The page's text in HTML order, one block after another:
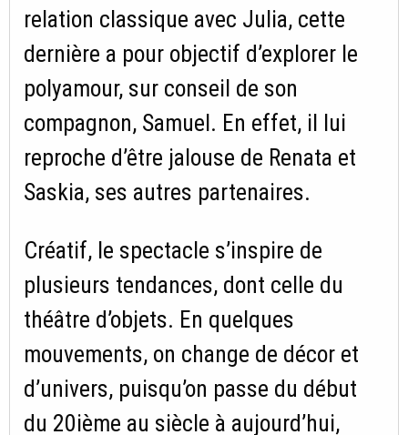
relation classique avec Julia, cette
dernière a pour objectif d’explorer le
polyamour, sur conseil de son
compagnon, Samuel. En effet, il lui
reproche d’être jalouse de Renata et
Saskia, ses autres partenaires.
Créatif, le spectacle s’inspire de
plusieurs tendances, dont celle du
théâtre d’objets. En quelques
mouvements, on change de décor et
d’univers, puisqu’on passe du début
du 20ième au siècle à aujourd’hui,